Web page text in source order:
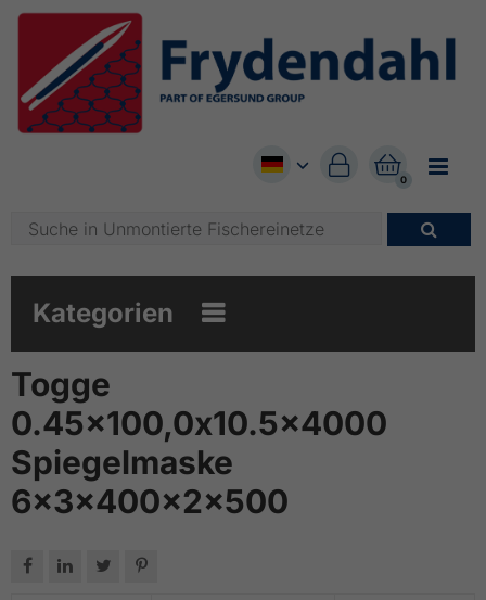


0

Kategorien 
Togge
0.45x100,0x10.5x4000
Spiegelmaske
6x3x400x2x500
   